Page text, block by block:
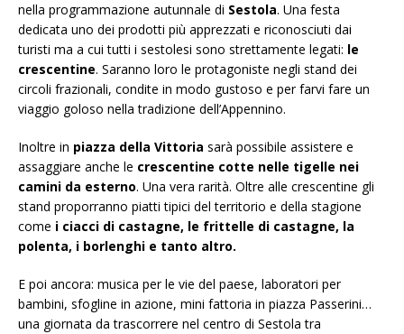
nella programmazione autunnale di Sestola. Una festa
dedicata uno dei prodotti più apprezzati e riconosciuti dai
turisti ma a cui tutti i sestolesi sono strettamente legati: le
crescentine. Saranno loro le protagoniste negli stand dei
circoli frazionali, condite in modo gustoso e per farvi fare un
viaggio goloso nella tradizione dell’Appennino.
Inoltre in piazza della Vittoria sarà possibile assistere e
assaggiare anche le crescentine cotte nelle tigelle nei
camini da esterno. Una vera rarità. Oltre alle crescentine gli
stand proporranno piatti tipici del territorio e della stagione
come i ciacci di castagne, le frittelle di castagne, la
polenta, i borlenghi e tanto altro.
E poi ancora: musica per le vie del paese, laboratori per
bambini, sfogline in azione, mini fattoria in piazza Passerini…
una giornata da trascorrere nel centro di Sestola tra